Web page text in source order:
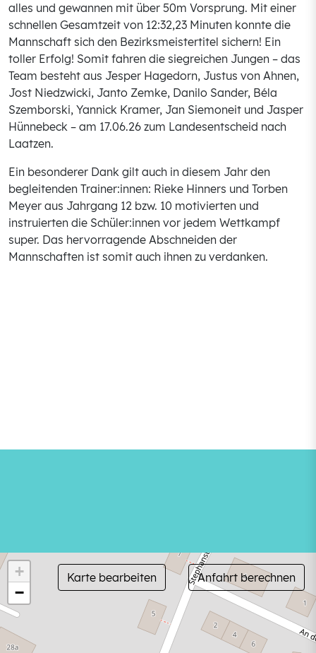
alles und gewannen mit über 50m Vorsprung. Mit einer
schnellen Gesamtzeit von 12:32,23 Minuten konnte die
Mannschaft sich den Bezirksmeistertitel sichern! Ein
toller Erfolg! Somit fahren die siegreichen Jungen – das
Team besteht aus Jesper Hagedorn, Justus von Ahnen,
Jost Niedzwicki, Janto Zemke, Danilo Sander, Béla
Szemborski, Yannick Kramer, Jan Siemoneit und Jasper
Hünnebeck – am 17.06.26 zum Landesentscheid nach
Laatzen.
Ein besonderer Dank gilt auch in diesem Jahr den
begleitenden Trainer:innen: Rieke Hinners und Torben
Meyer aus Jahrgang 12 bzw. 10 motivierten und
instruierten die Schüler:innen vor jedem Wettkampf
super. Das hervorragende Abschneiden der
Mannschaften ist somit auch ihnen zu verdanken.
+
−
Karte bearbeiten Anfahrt berechnen